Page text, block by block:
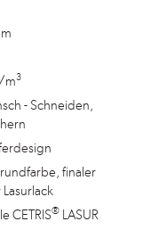
m3
- Schneiden,
finaler
CETRIS® LASUR